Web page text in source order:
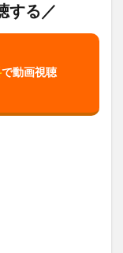
する／
で動画視聴